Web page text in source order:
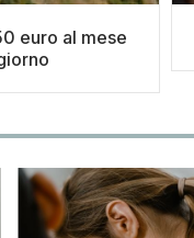
euro al mese